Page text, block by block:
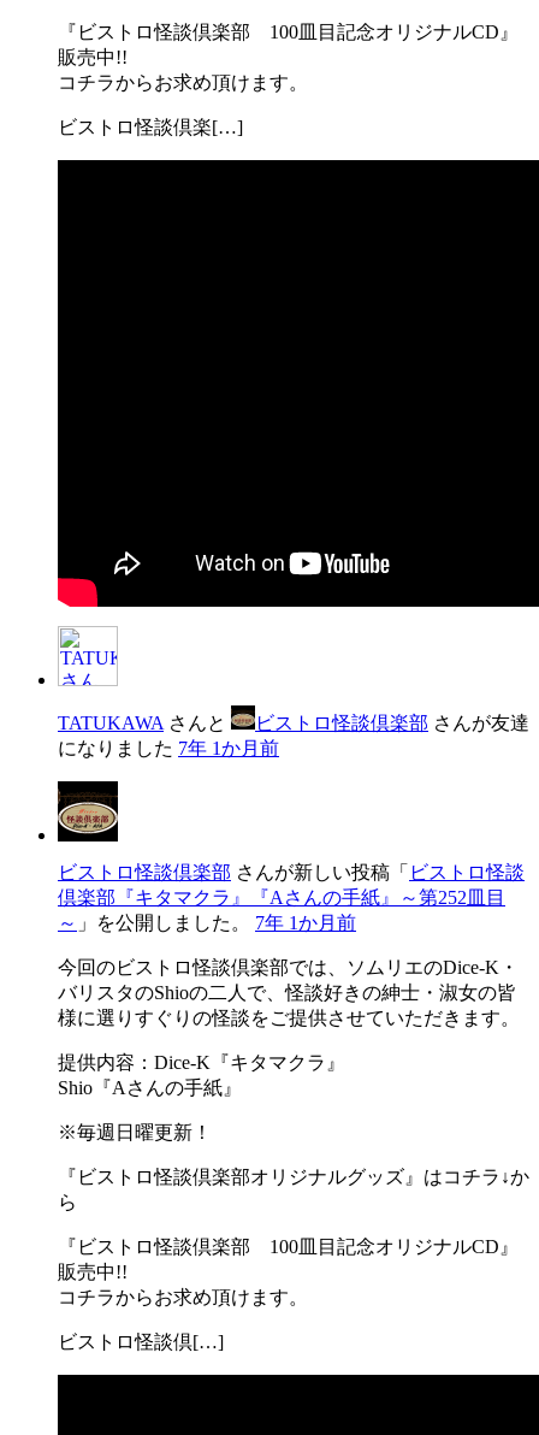
『ビストロ怪談倶楽部 100皿目記念オリジナルCD』
販売中!!
コチラからお求め頂けます。
ビストロ怪談倶楽[…]
TATUKAWA さんと ビストロ怪談倶楽部 さんが友達
になりました 7年 1か月前
ビストロ怪談倶楽部 さんが新しい投稿「 ビストロ怪談
倶楽部『キタマクラ』『Aさんの手紙』～第252皿目
～ 」を公開しました。 7年 1か月前
今回のビストロ怪談倶楽部では、ソムリエのDice-K・
バリスタのShioの二人で、怪談好きの紳士・淑女の皆
様に選りすぐりの怪談をご提供させていただきます。
提供内容：Dice-K『キタマクラ』
Shio『Aさんの手紙』
※毎週日曜更新！
『ビストロ怪談倶楽部オリジナルグッズ』はコチラ↓か
ら
『ビストロ怪談倶楽部 100皿目記念オリジナルCD』
販売中!!
コチラからお求め頂けます。
ビストロ怪談倶[…]